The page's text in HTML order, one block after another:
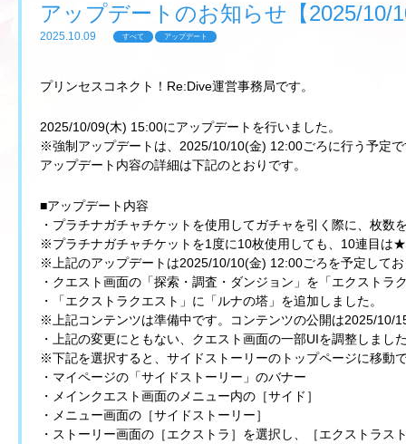
アップデートのお知らせ【2025/10/
2025.10.09 すべて アップデート
プリンセスコネクト！Re:Dive運営事務局です。
2025/10/09(木) 15:00にアップデートを行いました。
※強制アップデートは、2025/10/10(金) 12:00ごろに行う予定
アップデート内容の詳細は下記のとおりです。
■アップデート内容
・プラチナガチャチケットを使用してガチャを引く際に、枚数
※プラチナガチャチケットを1度に10枚使用しても、10連目は
※上記のアップデートは2025/10/10(金) 12:00ごろを予定して
・クエスト画面の「探索・調査・ダンジョン」を「エクストラ
・「エクストラクエスト」に「ルナの塔」を追加しました。
※上記コンテンツは準備中です。コンテンツの公開は2025/10/
・上記の変更にともない、クエスト画面の一部UIを調整しまし
※下記を選択すると、サイドストーリーのトップページに移動
・マイページの「サイドストーリー」のバナー
・メインクエスト画面のメニュー内の［サイド］
・メニュー画面の［サイドストーリー］
・ストーリー画面の［エクストラ］を選択し、［エクストラ